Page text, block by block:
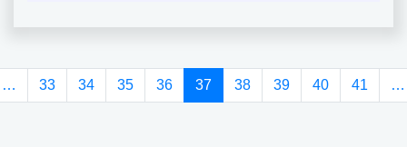
… 33 34 35 36 37(current)
38 39 40 41 …